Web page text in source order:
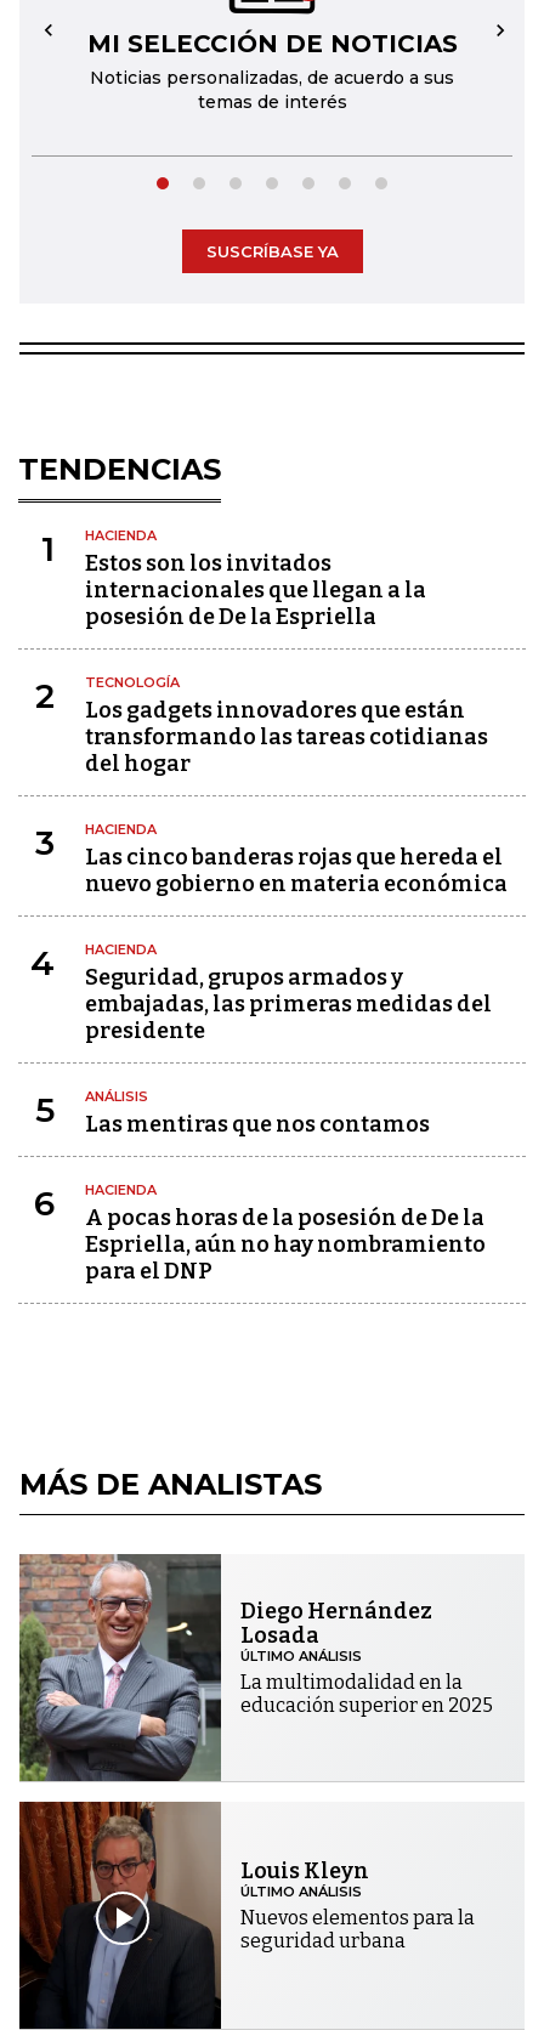
MI SELECCIÓN DE NOTICIAS
Noticias personalizadas, de acuerdo a sus
temas de interés
← →
SUSCRÍBASE YA
TENDENCIAS
1 HACIENDA
Estos son los invitados
internacionales que llegan a la
posesión de De la Espriella
2 TECNOLOGÍA
Los gadgets innovadores que están
transformando las tareas cotidianas
del hogar
3 HACIENDA
Las cinco banderas rojas que hereda el
nuevo gobierno en materia económica
4 HACIENDA
Seguridad, grupos armados y
embajadas, las primeras medidas del
presidente
5 ANÁLISIS
Las mentiras que nos contamos
6 HACIENDA
A pocas horas de la posesión de De la
Espriella, aún no hay nombramiento
para el DNP
MÁS DE ANALISTAS
Diego Hernández
Losada
ÚLTIMO ANÁLISIS
La multimodalidad en la
educación superior en 2025
Louis Kleyn
ÚLTIMO ANÁLISIS
Nuevos elementos para la
seguridad urbana